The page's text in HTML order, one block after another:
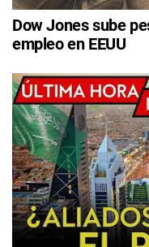
Dow Jones sube
empleo en EEUU